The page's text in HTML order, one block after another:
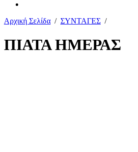
Αρχική Σελίδα / ΣΥΝΤΑΓΕΣ /
ΠΙΑΤΑ ΗΜΕΡΑΣ